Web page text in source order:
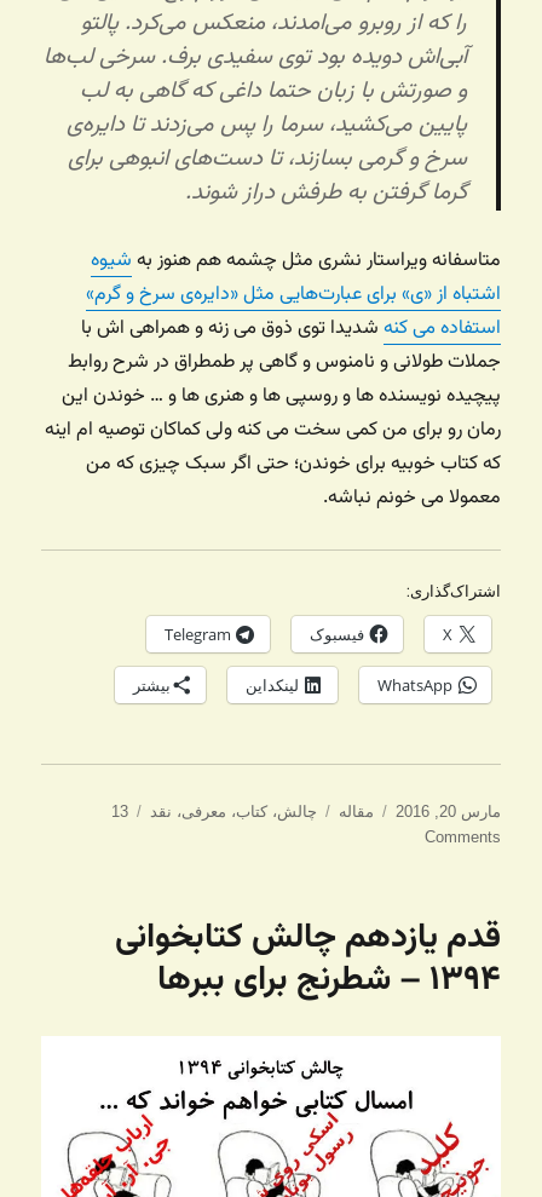
را که از روبرو می‌امدند، منعکس می‌کرد. پالتو
آبی‌اش دویده بود توی سفیدی برف. سرخی لب‌ها
و صورتش با زبان حتما داغی که گاهی به لب
پایین می‌کشید، سرما را پس می‌زدند تا دایره‌ی
سرخ و گرمی بسازند، تا دست‌های انبوهی برای
گرما گرفتن به طرفش دراز شوند.
متاسفانه ویراستار نشری مثل چشمه هم هنوز به شیوه
اشتباه از «ی» برای عبارت‌هایی مثل «دایره‌ی سرخ و گرم»
استفاده می کنه شدیدا توی ذوق می زنه و همراهی اش با
جملات طولانی و نامنوس و گاهی پر طمطراق در شرح روابط
پیچیده نویسنده ها و روسپی ها و هنری ها و … خوندن این
رمان رو برای من کمی سخت می کنه ولی کماکان توصیه ام اینه
که کتاب خوبیه برای خوندن؛‌ حتی اگر سبک چیزی که من
معمولا می خونم نباشه.
اشتراک‌گذاری:
X فیسبوک Telegram
WhatsApp لینکداین بیشتر
ارسال
شده
مارس 20, 2016 دسته‌ها
مقاله برچسب‌ها
چالش،کتاب، معرفی، نقد
13
Comments
قدم یازدهم چالش کتابخوانی
۱۳۹۴ – شطرنج برای ببرها